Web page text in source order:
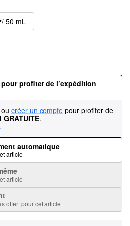
50 mL
pour profiter de l’expédition
ou créer un compte pour profiter de
.
automatique
article
article
offert pour cet article